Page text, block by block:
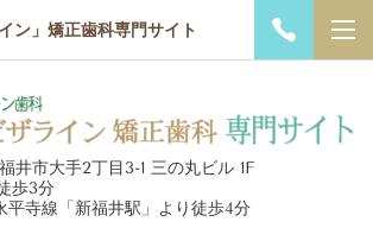
ン」矯正歯科専門サイト
井市大手2丁目3-1 三の丸ビル 1F
歩3分
平寺線「新福井駅」より徒歩4分